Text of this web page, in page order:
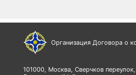
Организация Договора о
101000, Москва, Сверчков